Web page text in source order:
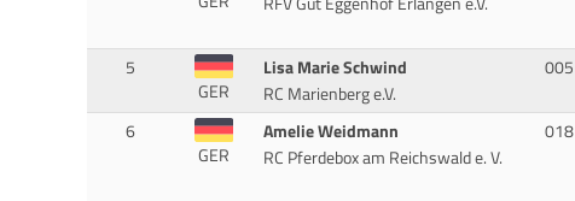
5
GER
Lisa Marie Schwind
RC Marienberg e.V.
005
6
GER
Amelie Weidmann
RC Pferdebox am Reichswald e. V.
018